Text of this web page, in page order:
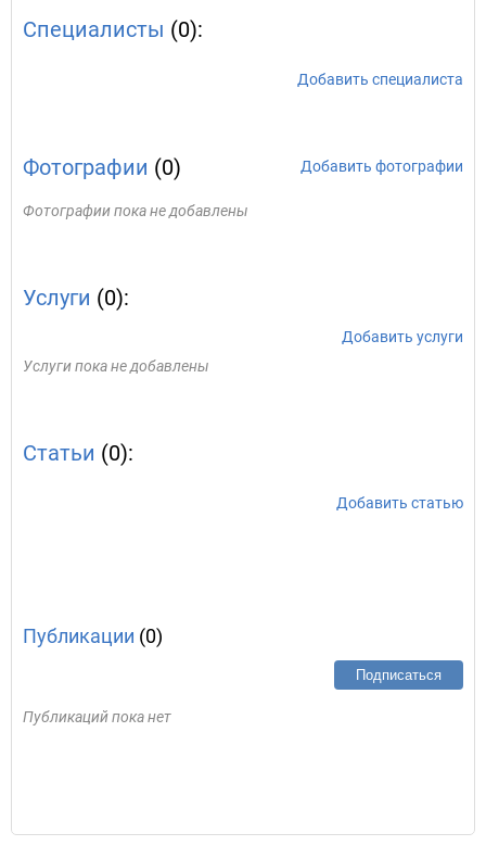
Специалисты (0):
Добавить специалиста
Фотографии (0) Добавить фотографии
Фотографии пока не добавлены
Услуги (0):
Добавить услуги
Услуги пока не добавлены
Статьи (0):
Добавить статью
Публикации (0)
Подписаться
Публикаций пока нет